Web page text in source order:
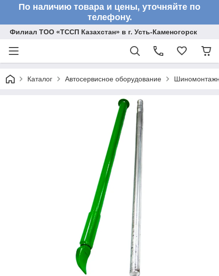
По наличию товара и цены, уточняйте по
телефону.
Филиал ТОО «ТССП Казахстан» в г. Усть-Каменогорск
Каталог Автосервисное оборудование